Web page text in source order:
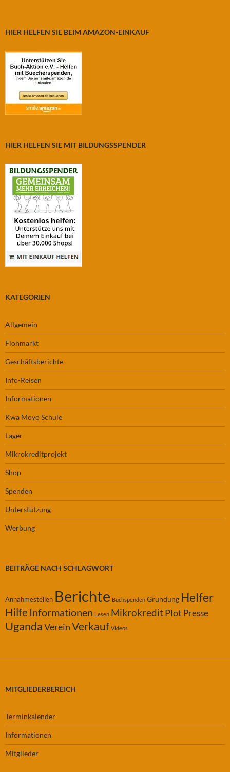
HIER HELFEN SIE BEIM AMAZON-EINKAUF
HIER HELFEN SIE MIT BILDUNGSSPENDER
KATEGORIEN
Allgemein
Flohmarkt
Geschäftsberichte
Info-Reisen
Informationen
Kwa Moyo Schule
Lager
Mikrokreditprojekt
Shop
Spenden
Unterstützung
Werbung
BEITRÄGE NACH SCHLAGWORT
Annahmestellen Berichte Buchspenden Gründung Helfer
Hilfe Informationen Lesen MikrokreditPlot Presse
UgandaVereinVerkauf Videos
MITGLIEDERBEREICH
Terminkalender
Informationen
Mitglieder